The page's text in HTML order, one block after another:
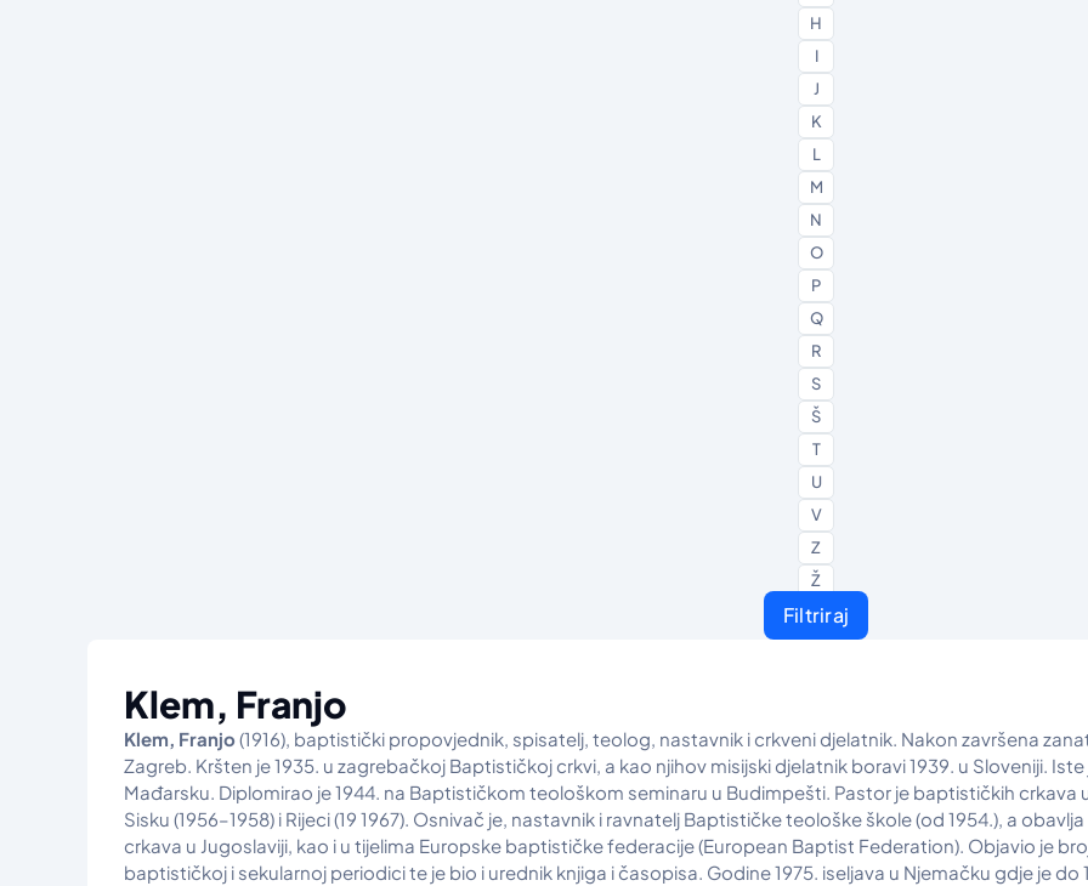
H
I
J
K
L
M
N
O
P
Q
R
S
Š
T
U
V
Z
Ž
Filtriraj
Klem, Franjo
Klem, Franjo(1916), baptistički propovjednik, spisatelj, teolog, nastavnik i crkveni djelatnik. Nakon završena
Zagreb. Kršten je 1935. u zagrebačkoj Baptističkoj crkvi, a kao njihov misijski djelatnik boravi 1939. u Sloveniji.
Mađarsku. Diplomirao je 1944. na Baptističkom teološkom seminaru u Budimpešti. Pastor je baptističkih crkava u
Sisku (1956–1958) i Rijeci (19 1967). Osnivač je, nastavnik i ravnatelj Baptističke teološke škole (od 1954.), a
crkava u Jugoslaviji, kao i u tijelima Europske baptističke federacije (European Baptist Federation). Objavio je
baptističkoj i sekularnoj periodici te je bio i urednik knjiga i časopisa. Godine 1975. iseljava u Njemačku gdje je